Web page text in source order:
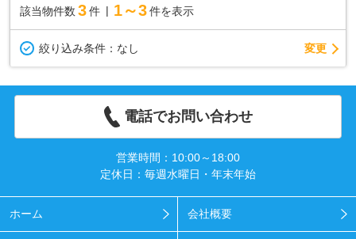
該当物件数 3件 1～3 件を表示
絞り込み条件： なし 変更
電話でお問い合わせ
営業時間：10:00～18:00
定休日：毎週水曜日・年末年始
ホーム 会社概要